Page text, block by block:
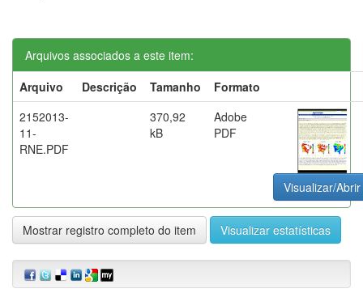
Arquivos associados a este item:
Arquivo
Descrição Tamanho
Formato
2152013-
11-
RNE.PDF
370,92
kB
Adobe
PDF
Visualizar/Abrir
Mostrar registro completo do item Visualizar estatísticas